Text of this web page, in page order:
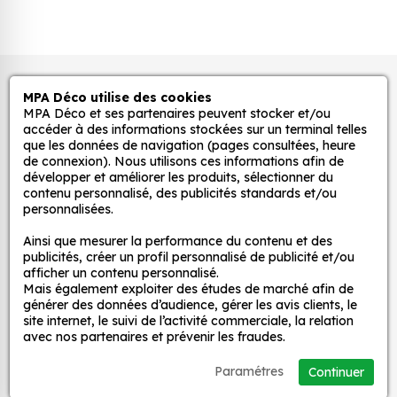
et colorée dans la chambre d'enfant. Ils
peuvent également être utilisés pour décorer
les murs, les meubles ou les jouets.
Pour la cuisine : nos stickers peuvent être
utilisés pour ajouter une touche d'originalité à
la cuisine. Ils peuvent être utilisés pour décorer
les murs, les appareils électroménagers ou les
Pour la salle de bain : nos stickers peuvent être
utilisés pour créer une ambiance zen et
relaxante dans la salle de bain. Ils peuvent
être utilisés pour décorer les murs, les miroirs ou
les accessoires de salle de bain.
pour créer une ambiance chaleureuse et
Autocollants pour véhicules et stickers
décoratifs
MPA Déco
Nos sites
Mon Compte
MPA Déco utilise des cookies
MPA Déco et ses partenaires peuvent stocker et/ou
accéder à des informations stockées sur un terminal telles
que les données de navigation (pages consultées, heure
de connexion). Nous utilisons ces informations afin de
développer et améliorer les produits, sélectionner du
contenu personnalisé, des publicités standards et/ou
personnalisées.
Ainsi que mesurer la performance du contenu et des
publicités, créer un profil personnalisé de publicité et/ou
afficher un contenu personnalisé.
Mais également exploiter des études de marché afin de
générer des données d’audience, gérer les avis clients, le
site internet, le suivi de l’activité commerciale, la relation
avec nos partenaires et prévenir les fraudes.
Continuer
Paramétres